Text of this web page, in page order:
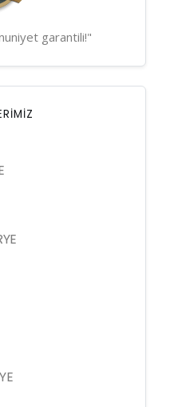
garantili!"